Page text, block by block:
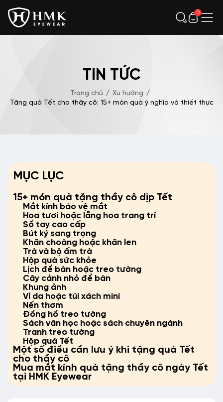
0
TIN TỨC
Trang chủ / Xu hướng /
Tặng quà Tết cho thầy cô: 15+ món quà ý nghĩa và thiết thực
MỤC LỤC
15+ món quà tặng thầy cô dịp Tết
Mắt kính bảo vệ mắt
Hoa tươi hoặc lẵng hoa trang trí
Sổ tay cao cấp
Bút ký sang trọng
Khăn choàng hoặc khăn len
Trà và bộ ấm trà
Hộp quà sức khỏe
Lịch để bàn hoặc treo tường
Cây cảnh nhỏ để bàn
Khung ảnh
Ví da hoặc túi xách mini
Nến thơm
Đồng hồ treo tường
Sách văn học hoặc sách chuyên ngành
Tranh treo tường
Hộp quà Tết
Một số điều cần lưu ý khi tặng quà Tết
cho thầy cô
Mua mắt kính quà tặng thầy cô ngày Tết
tại HMK Eyewear